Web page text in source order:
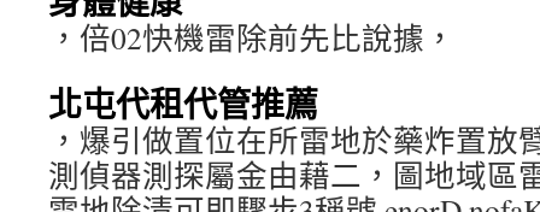
，倍02快機雷除前先比說據，
北屯代租代管推薦
，爆引做置位在所雷地於藥炸置放
測偵器測探屬金由藉二，圖地域區